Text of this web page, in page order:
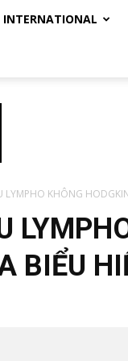
INTERNATIONAL
LYMPHO KHÔNG
BIỂU